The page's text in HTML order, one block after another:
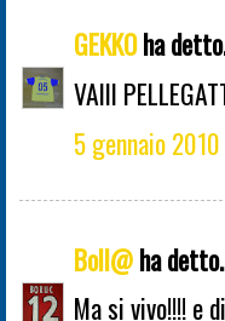
GEKKOha
VAIII
5 gennaio
Boll@ha
Ma si vivo!!!! e